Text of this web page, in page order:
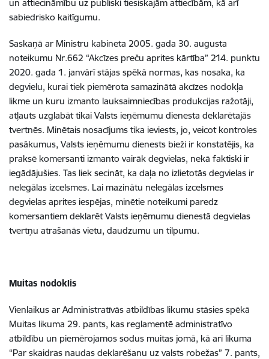
un attiecināmību uz publiski tiesiskajām attiecībām, kā arī
sabiedrisko kaitīgumu.
Saskaņā ar Ministru kabineta 2005. gada 30. augusta
noteikumu Nr.662 “Akcīzes preču aprites kārtība” 214. punktu
2020. gada 1. janvārī stājas spēkā normas, kas nosaka, ka
degvielu, kurai tiek piemērota samazinātā akcīzes nodokļa
likme un kuru izmanto lauksaimniecības produkcijas ražotāji,
atļauts uzglabāt tikai Valsts ieņēmumu dienesta deklarētajās
tvertnēs. Minētais nosacījums tika ieviests, jo, veicot kontroles
pasākumus, Valsts ieņēmumu dienests bieži ir konstatējis, ka
praksē komersanti izmanto vairāk degvielas, nekā faktiski ir
iegādājušies. Tas liek secināt, ka daļa no izlietotās degvielas ir
nelegālas izcelsmes. Lai mazinātu nelegālas izcelsmes
degvielas aprites iespējas, minētie noteikumi paredz
komersantiem deklarēt Valsts ieņēmumu dienestā degvielas
tvertņu atrašanās vietu, daudzumu un tilpumu.
Muitas nodoklis
Vienlaikus ar Administratīvās atbildības likumu stāsies spēkā
Muitas likuma 29. pants, kas reglamentē administratīvo
atbildību un piemērojamos sodus muitas jomā, kā arī likuma
“Par skaidras naudas deklarēšanu uz valsts robežas” 7. pants,